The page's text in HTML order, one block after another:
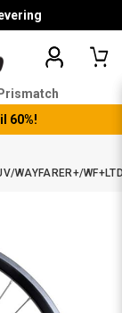
Prismatch
60%!
WAYFARER+/